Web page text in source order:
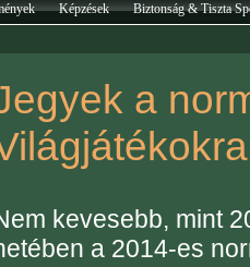
Képzések Biztonság & Tiszta
a
kevesebb, mint
a 2014-es